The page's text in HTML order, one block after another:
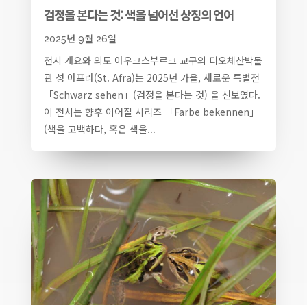
검정을 본다는 것: 색을 넘어선 상징의 언어
2025년 9월 26일
전시 개요와 의도 아우크스부르크 교구의 디오체산박물
관 성 아프라(St. Afra)는 2025년 가을, 새로운 특별전
「Schwarz sehen」(검정을 본다는 것) 을 선보였다.
이 전시는 향후 이어질 시리즈 「Farbe bekennen」
(색을 고백하다, 혹은 색을...